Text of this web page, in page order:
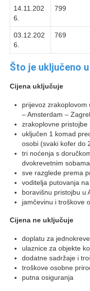
14.11.202
6.
799
03.12.202
6.
769
Što je uključeno
Cijena uključuje
prijevoz
– Amsterdam –
zrakoplovne pristojbe
uključen 1 komad
osobi (svaki kofer do
tri noćenja s
dvokrevetnim sobama
sve razglede prema
voditelja putovanja
boravišnu pristojbu u
jamčevinu i troškove
Cijena ne uključuje
doplatu za
ulaznice za objekte
dodatne sadržaje i
troškove osobne
putna osiguranja